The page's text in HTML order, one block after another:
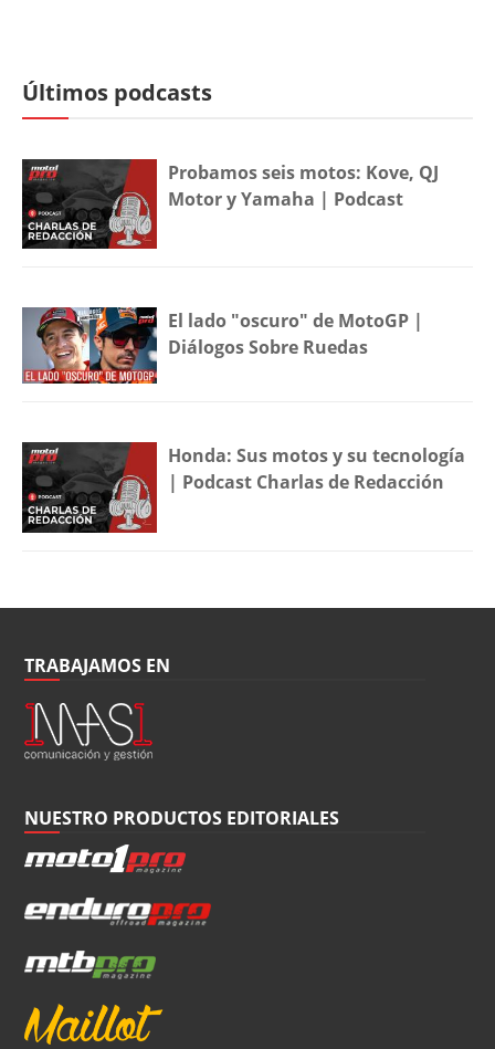
Últimos podcasts
Probamos seis motos: Kove, QJ
Motor y Yamaha | Podcast
El lado "oscuro" de MotoGP |
Diálogos Sobre Ruedas
Honda: Sus motos y su tecnología
| Podcast Charlas de Redacción
TRABAJAMOS EN
NUESTRO PRODUCTOS EDITORIALES